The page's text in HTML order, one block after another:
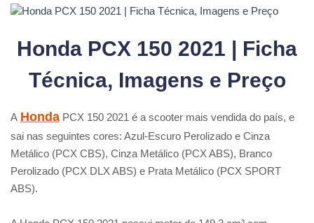
Honda PCX 150 2021 | Ficha
Técnica, Imagens e Preço
A Honda PCX 150 2021 é a scooter mais vendida do país, e
sai nas seguintes cores: Azul-Escuro Perolizado e Cinza
Metálico (PCX CBS), Cinza Metálico (PCX ABS), Branco
Perolizado (PCX DLX ABS) e Prata Metálico (PCX SPORT
ABS).